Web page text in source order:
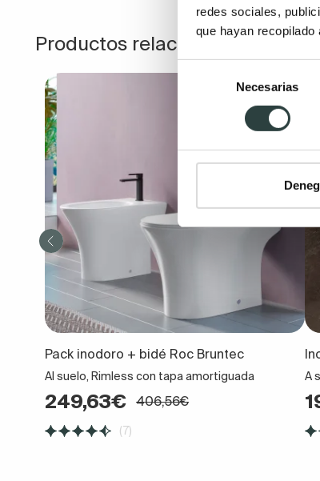
redes sociales,
que hayan
consentimiento
Necesarias
Productos relacionados
Pack inodoro + bidé Roc Bruntec
Al suelo, Rimless con tapa amortiguada
249,63€ 406,56€
(7)
A